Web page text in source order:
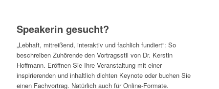
Speakerin gesucht?
„Lebhaft, mitreißend, interaktiv und fachlich fundiert“: So
beschreiben Zuhörende den Vortragsstil von Dr. Kerstin
Hoffmann. Eröffnen Sie Ihre Veranstaltung mit einer
inspirierenden und inhaltlich dichten Keynote oder buchen Sie
einen Fachvortrag. Natürlich auch für Online-Formate.